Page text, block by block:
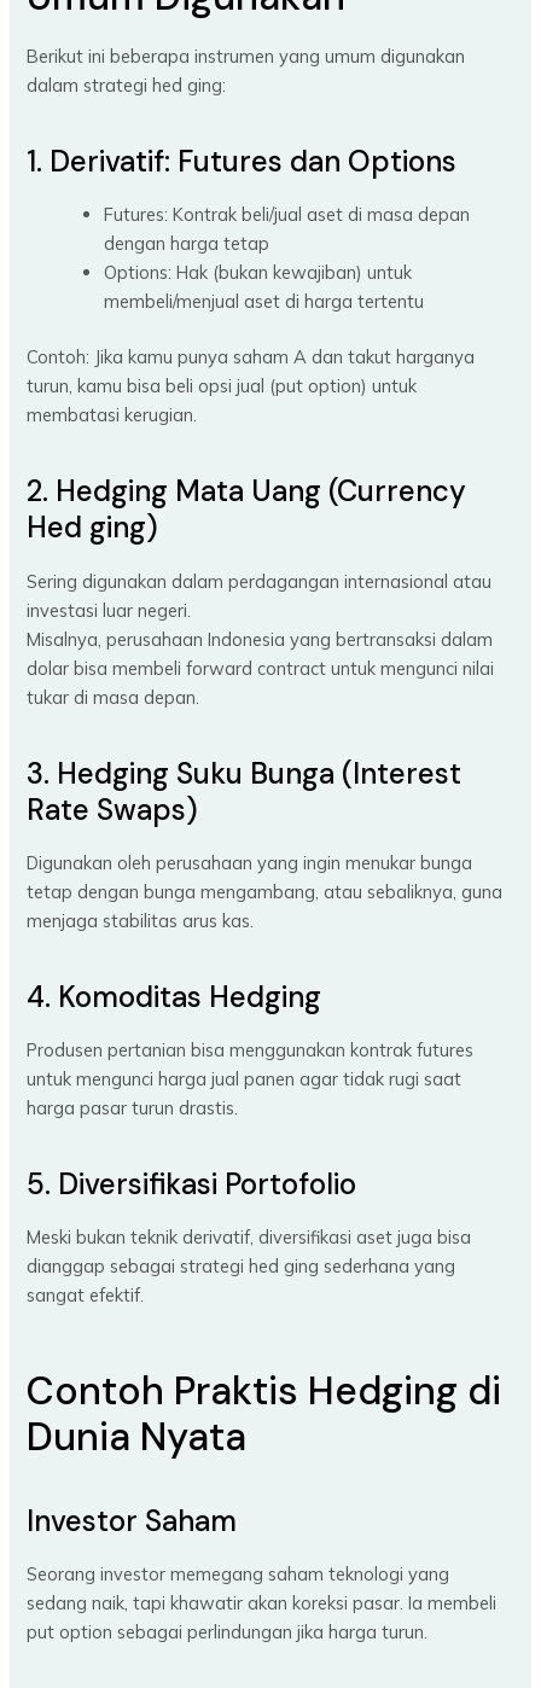
Berikut ini beberapa instrumen yang umum digunakan
dalam strategi hed ging:
1. Derivatif: Futures dan Options
Futures: Kontrak beli/jual aset di masa depan
dengan harga tetap
Options: Hak (bukan kewajiban) untuk
membeli/menjual aset di harga tertentu
Contoh: Jika kamu punya saham A dan takut harganya
turun, kamu bisa beli opsi jual (put option) untuk
membatasi kerugian.
2. Hedging Mata Uang (Currency
Hed ging)
Sering digunakan dalam perdagangan internasional atau
investasi luar negeri.
Misalnya, perusahaan Indonesia yang bertransaksi dalam
dolar bisa membeli forward contract untuk mengunci nilai
tukar di masa depan.
3. Hedging Suku Bunga (Interest
Rate Swaps)
Digunakan oleh perusahaan yang ingin menukar bunga
tetap dengan bunga mengambang, atau sebaliknya, guna
menjaga stabilitas arus kas.
4. Komoditas Hedging
Produsen pertanian bisa menggunakan kontrak futures
untuk mengunci harga jual panen agar tidak rugi saat
harga pasar turun drastis.
5. Diversifikasi Portofolio
Meski bukan teknik derivatif, diversifikasi aset juga bisa
dianggap sebagai strategi hed ging sederhana yang
sangat efektif.
Contoh Praktis Hedging di
Dunia Nyata
Investor Saham
Seorang investor memegang saham teknologi yang
sedang naik, tapi khawatir akan koreksi pasar. Ia membeli
put option sebagai perlindungan jika harga turun.